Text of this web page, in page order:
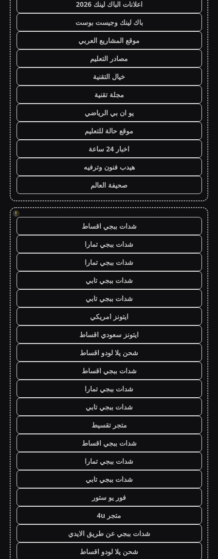
اعلانات الباك لينك 2026
باك لينك وجيست بوست
موقع المشاريع العربي
مصادر التعليم
خيال التقنية
مجلة تقنية
يو ان بي الرياضي
موقع حالة للتعليم
اخبار 24 ساعة
هيدب فنون وترفيه
صحيفة العالم
!
شدات ببجي اقساط
شدات ببجي تمارا
شدات ببجي تمارا
شدات ببجي تابي
شدات ببجي تابي
ايتونز امريكي
ايتونز سعودي اقساط
شحن يلا لودو اقساط
شدات ببجي اقساط
شدات ببجي تمارا
شدات ببجي تابي
متجر تقسيط
شدات ببجي اقساط
شدات ببجي تمارا
شدات ببجي تابي
فور يو ستور
متجر 4u
شدات ببجي عن طريق الايدي
شحن يلا لودو اقساط